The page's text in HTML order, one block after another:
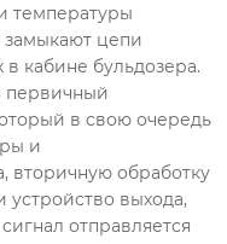
температуры
цепи
кабине бульдозера.
первичный
в свою очередь
и
вторичную обработку
устройство выхода,
отправляется